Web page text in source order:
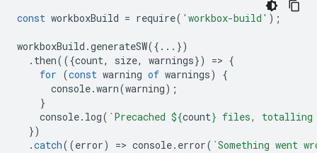
const workboxBuild = require( 'workbox-build' );
workboxBuild .generateSW({...})
. then(({count, size, warnings}) => {
for (const warning of warnings)
{
console.warn(warning);
}
console. log( `Precached ${count} files,
})
.catch((error) => console. error( `Something went